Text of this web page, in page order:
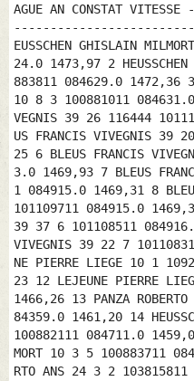
AGUE AN CONSTAT
EUSSCHEN GHISLAIN
24.0 1473,97 2
883811 084629.0 1472,36 3
10 8 3 100881011
VEGNIS 39 26 116444
US FRANCIS VIVEGNIS 39
25 6 BLEUS FRANCIS
3.0 1469,93 7 BLEUS
1 084915.0 1469,31 8
101109711 084915.0
39 37 6 101108511
VIVEGNIS 39 22 7
NE PIERRE LIEGE 10 1
23 12 LEJEUNE PIERRE
1466,26 13 PANZA
84359.0 1461,20 14
100882111 084711.0
MORT 10 3 5 100883711
RTO ANS 24 3 2